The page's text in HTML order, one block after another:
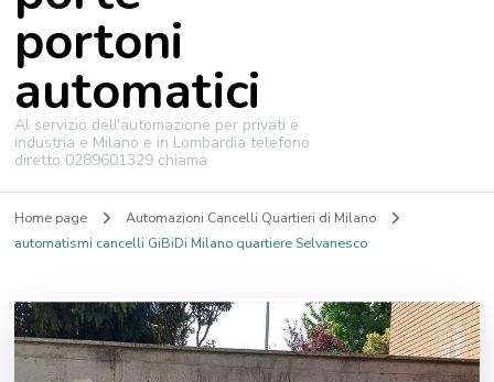
portoni
automatici
Al servizio dell'automazione per privati e
industria e Milano e in Lombardia telefono
diretto 0289601329 chiama
Home page
Automazioni Cancelli Quartieri di Milano
automatismi cancelli GiBiDi Milano quartiere Selvanesco